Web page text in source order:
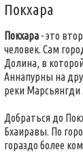
Покхара
Покхара - это
человек. Сам
Долина, в
Аннапурны на
реки
Добраться до
Бхаиравы. По
гораздо более